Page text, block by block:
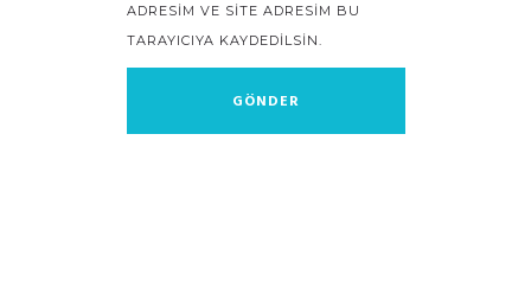
ADRESIM VE SITE ADRESIM BU
TARAYICIYA KAYDEDILSIN.